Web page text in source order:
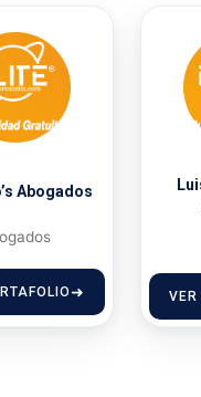
Abogados
VER